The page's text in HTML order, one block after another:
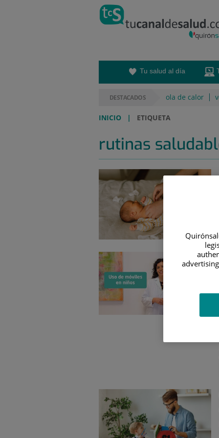
Saltar
al
contenido
Tu salud al día
DESTACADOS ola de calor
INICIO | ETIQUETA
rutinas